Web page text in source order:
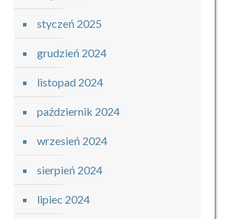
styczeń 2025
grudzień 2024
listopad 2024
październik 2024
wrzesień 2024
sierpień 2024
lipiec 2024